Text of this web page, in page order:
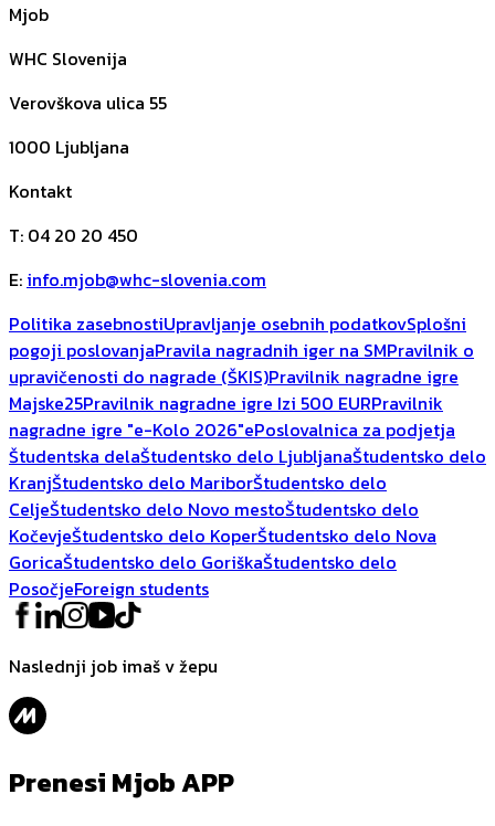
Mjob
WHC Slovenija
Verovškova ulica 55
1000 Ljubljana
Kontakt
T: 04 20 20 450
E: info.mjob@whc-slovenia.com
Politika zasebnostiUpravljanje osebnih podatkovSplošni
pogoji poslovanjaPravila nagradnih iger na SMPravilnik o
upravičenosti do nagrade (ŠKIS)Pravilnik nagradne igre
Majske25Pravilnik nagradne igre Izi 500 EURPravilnik
nagradne igre "e-Kolo 2026"ePoslovalnica za podjetja
Študentska delaŠtudentsko delo LjubljanaŠtudentsko delo
KranjŠtudentsko delo MariborŠtudentsko delo
CeljeŠtudentsko delo Novo mestoŠtudentsko delo
KočevjeŠtudentsko delo KoperŠtudentsko delo Nova
GoricaŠtudentsko delo GoriškaŠtudentsko delo
PosočjeForeign students
Naslednji job imaš v žepu
Prenesi Mjob APP